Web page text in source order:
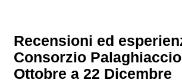
Recensioni ed
Consorzio
Ottobre a 22 Dicembre